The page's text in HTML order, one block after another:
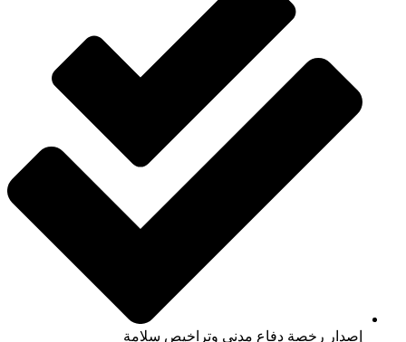
إصدار رخصة دفاع مدني وتراخيص سلامة